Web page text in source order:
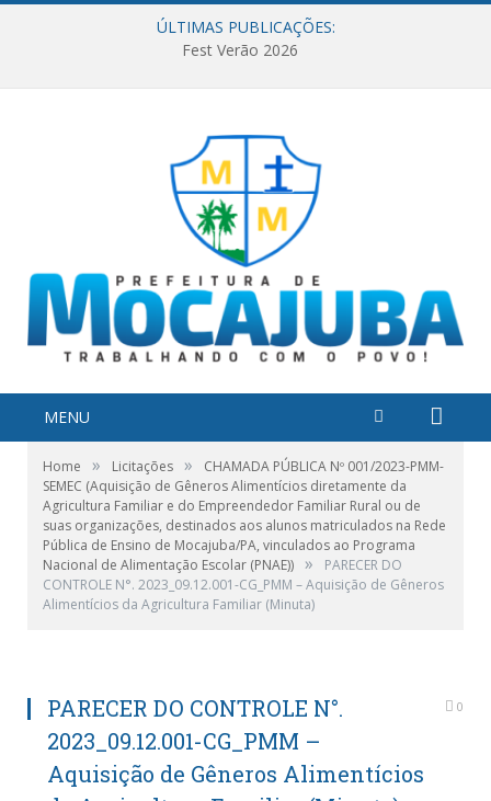
ÚLTIMAS PUBLICAÇÕES:
Fest Verão 2026
MENU
Home » Licitações »
CHAMADA PÚBLICA Nº 001/2023-PMM-
SEMEC (Aquisição de Gêneros Alimentícios diretamente da
Agricultura Familiar e do Empreendedor Familiar Rural ou de
suas organizações, destinados aos alunos matriculados na Rede
Pública de Ensino de Mocajuba/PA, vinculados ao Programa
Nacional de Alimentação Escolar (PNAE)) »
PARECER DO
CONTROLE N°. 2023_09.12.001-CG_PMM – Aquisição de Gêneros
Alimentícios da Agricultura Familiar (Minuta)
PARECER DO CONTROLE N°.
2023_09.12.001-CG_PMM –
Aquisição de Gêneros Alimentícios
0